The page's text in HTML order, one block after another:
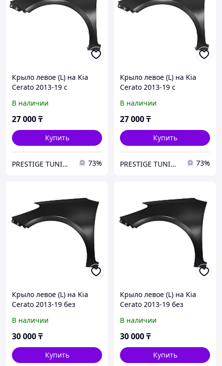
Крыло левое (L) на Kia
Cerato 2013-19 с
повторитель (SAT TW)
В наличии
27 000₸
Купить
PRESTIGE TUNING 73%
Крыло левое (L) на Kia
Cerato 2013-19 с
повторитель (SAT TW)
В наличии
27 000₸
Купить
PRESTIGE TUNING 73%
Крыло левое (L) на Kia
Cerato 2013-19 без
повторитель (SAT TW)
В наличии
30 000₸
Купить
Крыло левое (L) на Kia
Cerato 2013-19 без
повторитель (SAT TW)
В наличии
30 000₸
Купить